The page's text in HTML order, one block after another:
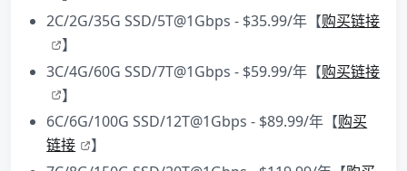
2C/2G/35G SSD/5T@1Gbps - $35.99/年【购买链接
】
3C/4G/60G SSD/7T@1Gbps - $59.99/年【购买链接
】
6C/6G/100G SSD/12T@1Gbps - $89.99/年【购买
链接
】